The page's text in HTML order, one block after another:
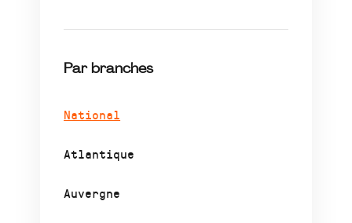
Par branches
National
Atlantique
Auvergne